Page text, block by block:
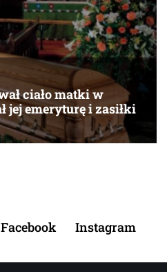
Facebook
Instagram